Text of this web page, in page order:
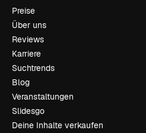
Preise
Über uns
Reviews
Karriere
Suchtrends
Blog
Veranstaltungen
Slidesgo
Deine Inhalte verkaufen